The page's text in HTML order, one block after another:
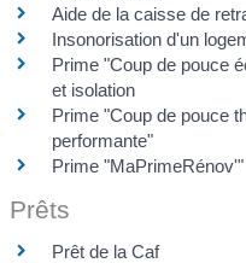
Aide de la caisse de
Insonorisation d'un
Prime "Coup de pouce
et isolation
Prime "Coup de pouce
performante"
Prime "MaPrimeRénov'"
Prêts
Prêt de la Caf